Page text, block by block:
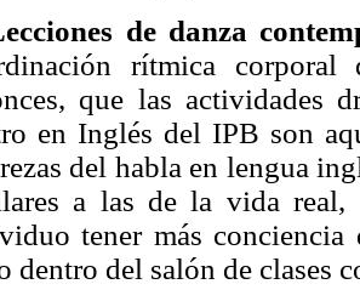
de danza
rítmica corporal
que las actividades
en Inglés del IPB son
del habla en lengua
a las de la vida
tener más
dentro del salón de clases